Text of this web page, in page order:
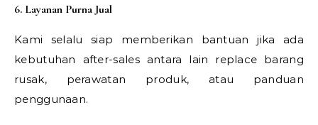
6. Layanan Purna Jual
Kami selalu siap memberikan bantuan jika ada
kebutuhan after-sales antara lain replace barang
rusak, perawatan produk, atau panduan
penggunaan.